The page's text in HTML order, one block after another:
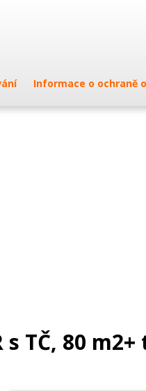
Informace o ochraně
s TČ, 80